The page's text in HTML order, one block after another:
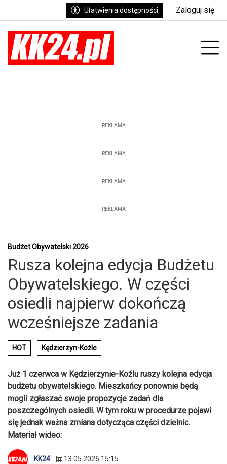
Ułatwienia dostępności Zaloguj się
REKLAMA
REKLAMA
REKLAMA
REKLAMA
Budżet Obywatelski 2026
Rusza kolejna edycja Budżetu
Obywatelskiego. W części
osiedli najpierw dokończą
wcześniejsze zadania
HOT Kędzierzyn-Koźle
Już 1 czerwca w Kędzierzynie-Koźlu ruszy kolejna edycja
budżetu obywatelskiego. Mieszkańcy ponownie będą
mogli zgłaszać swoje propozycje zadań dla
poszczególnych osiedli. W tym roku w procedurze pojawi
się jednak ważna zmiana dotycząca części dzielnic.
Materiał wideo:
KK24 13.05.2026 15:15